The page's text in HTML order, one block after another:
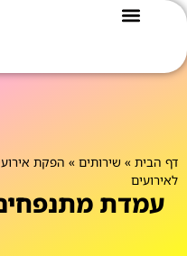
דף הבית » שירותים » הפקת
לאירועים
עמדת